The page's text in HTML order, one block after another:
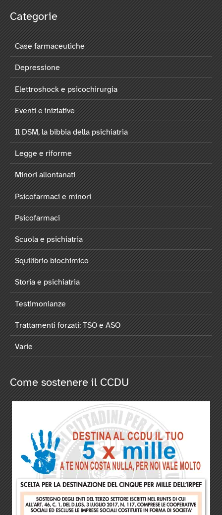
Categorie
Case farmaceutiche
Depressione
Elettroshock e psicochirurgia
Eventi e iniziative
Il DSM, la bibbia della psichiatria
Legge e riforme
Minori allontanati
Psicofarmaci e minori
Psicofarmaci
Scuola e psichiatria
Squilibrio biochimico
Storia e psichiatria
Testimonianze
Trattamenti forzati: TSO e ASO
Varie
Come sostenere il CCDU